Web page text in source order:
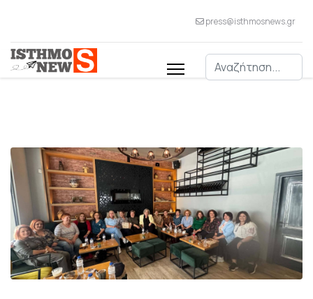
press@isthmosnews.gr
Αναζήτηση